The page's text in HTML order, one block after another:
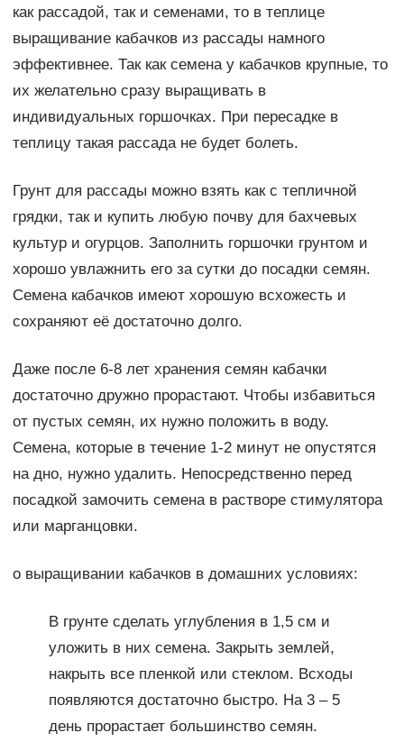
как рассадой, так и семенами, то в теплице
выращивание кабачков из рассады намного
эффективнее. Так как семена у кабачков крупные, то
их желательно сразу выращивать в
индивидуальных горшочках. При пересадке в
теплицу такая рассада не будет болеть.
Грунт для рассады можно взять как с тепличной
грядки, так и купить любую почву для бахчевых
культур и огурцов. Заполнить горшочки грунтом и
хорошо увлажнить его за сутки до посадки семян.
Семена кабачков имеют хорошую всхожесть и
сохраняют её достаточно долго.
Даже после 6-8 лет хранения семян кабачки
достаточно дружно прорастают. Чтобы избавиться
от пустых семян, их нужно положить в воду.
Семена, которые в течение 1-2 минут не опустятся
на дно, нужно удалить. Непосредственно перед
посадкой замочить семена в растворе стимулятора
или марганцовки.
о выращивании кабачков в домашних условиях:
В грунте сделать углубления в 1,5 см и
уложить в них семена. Закрыть землей,
накрыть все пленкой или стеклом. Всходы
появляются достаточно быстро. На 3 – 5
день прорастает большинство семян.